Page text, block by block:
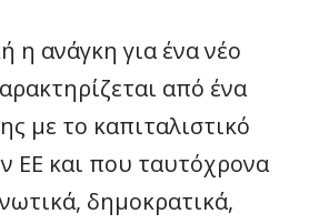
η ανάγκη για ένα νέο
από ένα
με το καπιταλιστικό
ΕΕ και που ταυτόχρονα
δημοκρατικά,